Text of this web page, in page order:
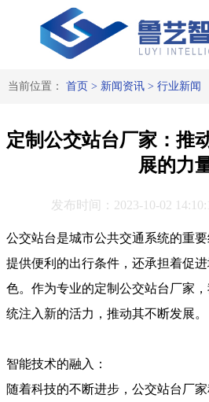
当前位置： 首页 > 新闻资讯> 行业新闻
定制公交站台厂家：推
展的力
发布时间：2023-10-02
公交站台是城市公共交通系统的重
提供便利的出行条件，还承担着促
色。作为专业的定制公交站台厂家
统注入新的活力，推动其不断发展。
智能技术的融入：
随着科技的不断进步，公交站台厂